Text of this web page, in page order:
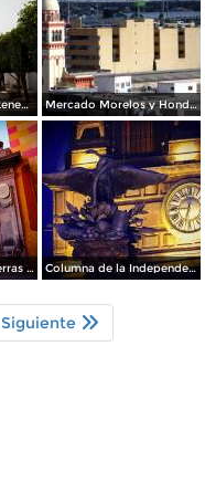
Obelisco del Palas Atenea Celaya Mercado Morelos y Honda al fondo
Mausoleo de Tresguerras / Capilla de los Dolores Columna de la Independencia de noche
Siguiente